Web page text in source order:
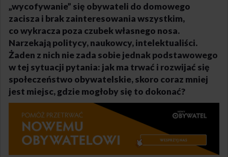
„wycofywanie” się obywateli do domowego
zacisza i brak zainteresowania wszystkim,
co wykracza poza czubek własnego nosa.
Narzekają politycy, naukowcy, intelektualiści.
Żaden z nich nie zada sobie jednak podstawowego
w tej sytuacji pytania: jak ma trwać i rozwijać się
społeczeństwo obywatelskie, skoro coraz mniej
jest miejsc, gdzie mogłoby się to dokonać?